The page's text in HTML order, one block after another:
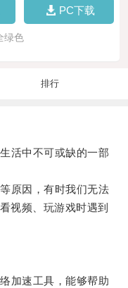
PC下载
绿色
排行
活中不可或缺的一部
原因，有时我们无法
视频、玩游戏时遇到
加速工具，能够帮助